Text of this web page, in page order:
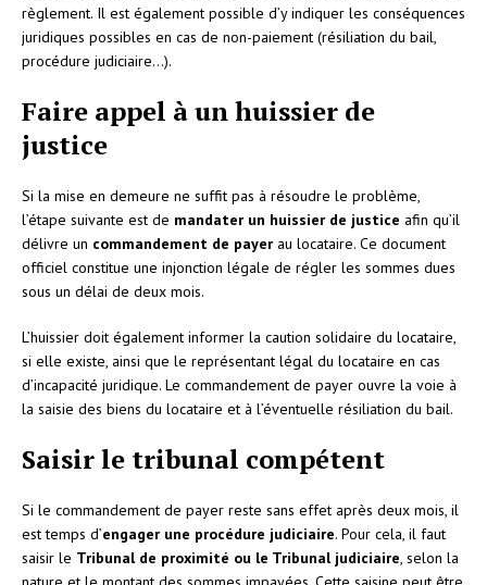
règlement. Il est également possible d’y indiquer les conséquences
juridiques possibles en cas de non-paiement (résiliation du bail,
procédure judiciaire…).
Faire appel à un huissier de
justice
Si la mise en demeure ne suffit pas à résoudre le problème,
l’étape suivante est de mandater un huissier de justice afin qu’il
délivre un commandement de payer au locataire. Ce document
officiel constitue une injonction légale de régler les sommes dues
sous un délai de deux mois.
L’huissier doit également informer la caution solidaire du locataire,
si elle existe, ainsi que le représentant légal du locataire en cas
d’incapacité juridique. Le commandement de payer ouvre la voie à
la saisie des biens du locataire et à l’éventuelle résiliation du bail.
Saisir le tribunal compétent
Si le commandement de payer reste sans effet après deux mois, il
est temps d’engager une procédure judiciaire. Pour cela, il faut
saisir le Tribunal de proximité ou le Tribunal judiciaire, selon la